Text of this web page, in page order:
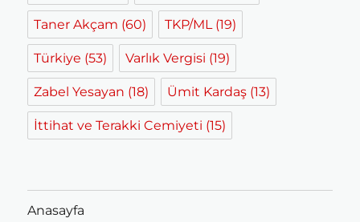
Taner Akçam (60) TKP/ML(19)
Türkiye (53) Varlık Vergisi (19)
Zabel Yesayan (18) Ümit Kardaş (13)
İttihat ve Terakki Cemiyeti (15)
Anasayfa